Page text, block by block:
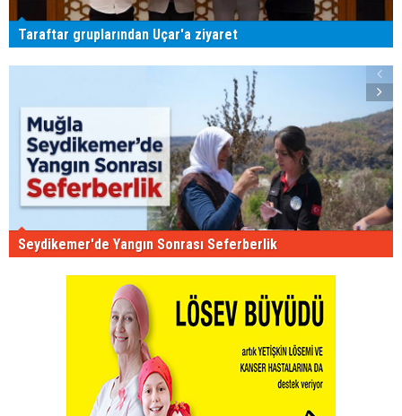
Taraftar gruplarından Uçar'a ziyaret
Seydikemer'de Yangın Sonrası Seferberlik